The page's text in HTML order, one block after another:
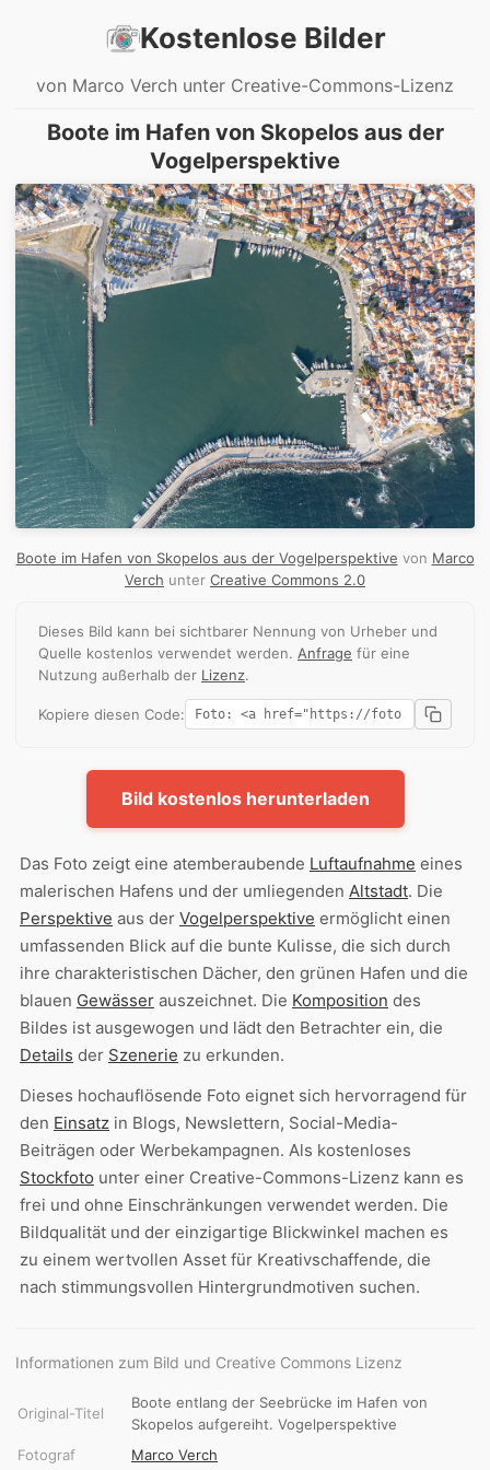
Kostenlose Bilder
von Marco Verch unter Creative-Commons-Lizenz
Boote im Hafen von Skopelos aus der
Vogelperspektive
Boote im Hafen von Skopelos aus der Vogelperspektive von Marco
Verch unter Creative Commons 2.0
Dieses Bild kann bei sichtbarer Nennung von Urheber und
Quelle kostenlos verwendet werden. Anfrage für eine
Nutzung außerhalb der Lizenz.
Kopiere diesen Code:
Bild kostenlos herunterladen
Das Foto zeigt eine atemberaubende Luftaufnahme eines
malerischen Hafens und der umliegenden Altstadt. Die
Perspektive aus der Vogelperspektive ermöglicht einen
umfassenden Blick auf die bunte Kulisse, die sich durch
ihre charakteristischen Dächer, den grünen Hafen und die
blauen Gewässer auszeichnet. Die Komposition des
Bildes ist ausgewogen und lädt den Betrachter ein, die
Details der Szenerie zu erkunden.
Dieses hochauflösende Foto eignet sich hervorragend für
den Einsatz in Blogs, Newslettern, Social-Media-
Beiträgen oder Werbekampagnen. Als kostenloses
Stockfoto unter einer Creative-Commons-Lizenz kann es
frei und ohne Einschränkungen verwendet werden. Die
Bildqualität und der einzigartige Blickwinkel machen es
zu einem wertvollen Asset für Kreativschaffende, die
nach stimmungsvollen Hintergrundmotiven suchen.
Informationen zum Bild und Creative Commons Lizenz
Original-Titel
Boote entlang der Seebrücke im Hafen von
Skopelos aufgereiht. Vogelperspektive
Fotograf
Marco Verch